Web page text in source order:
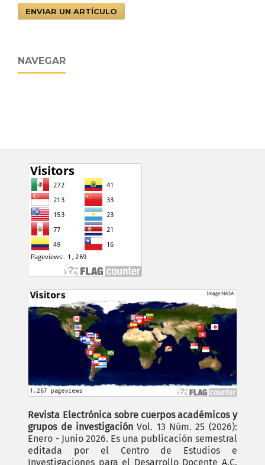
ENVIAR UN ARTÍCULO
NAVEGAR
Revista Electrónica sobre cuerpos académicos y
grupos de investigación Vol. 13 Núm. 25 (2026):
Enero - Junio 2026. Es una publicación semestral
editada por el Centro de Estudios e
Investigaciones para el Desarrollo Docente A.C.